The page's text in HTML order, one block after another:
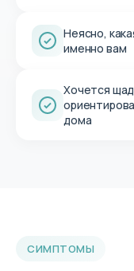
Неясно,
именно вам
Хочется
дома
СИМПТОМЫ